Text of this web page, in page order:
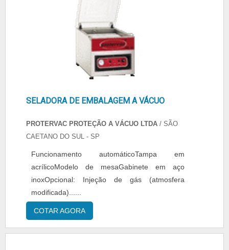
SELADORA DE EMBALAGEM A VÁCUO
PROTERVAC PROTEÇÃO A VÁCUO LTDA / SÃO
CAETANO DO SUL - SP
Funcionamento automáticoTampa em
acrílicoModelo de mesaGabinete em aço
inoxOpcional: Injeção de gás (atmosfera
modificada)......
COTAR AGORA